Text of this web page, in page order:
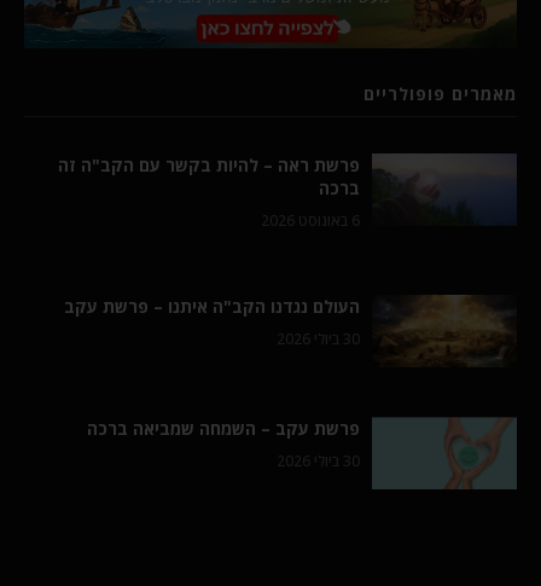
מאמרים פופולריים
פרשת ראה – להיות בקשר עם הקב"ה זה
ברכה
6 באוגוסט 2026
העולם נגדנו הקב"ה איתנו – פרשת עקב
30 ביולי 2026
פרשת עקב – השמחה שמביאה ברכה
30 ביולי 2026